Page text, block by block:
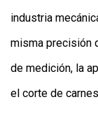
industria
misma precisión
de medición, la
el corte de